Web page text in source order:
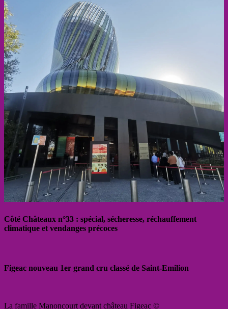
Côté Châteaux n°33 : spécial, sécheresse, réchauffement
climatique et vendanges précoces
Figeac nouveau 1er grand cru classé de Saint-Emilion
La famille Manoncourt devant château Figeac ©